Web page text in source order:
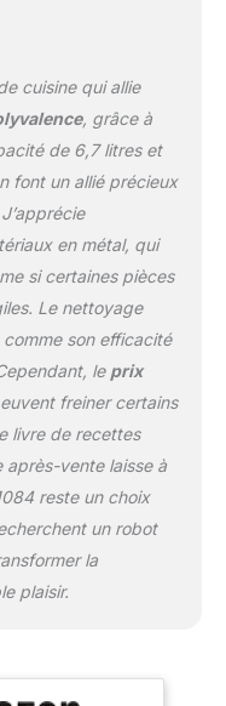
cuisine qui allie
, grâce à
de 6,7 litres et
font un allié précieux
en métal, qui
si certaines pièces
Le nettoyage
son efficacité
le prix
freiner certains
livre de recettes
vente laisse à
reste un choix
un robot
la
plaisir.